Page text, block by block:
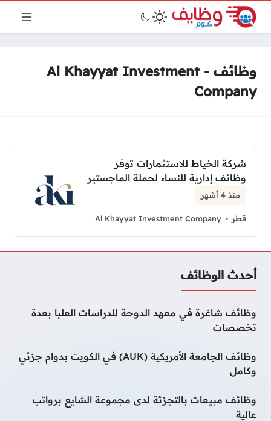
وظائف - Al Khayyat Investment
Company
شركة الخياط للاستثمارات توفر
وظائف إدارية للنساء لحملة الماجستير
منذ 4 أشهر
قطر Al Khayyat Investment Company
أحدث الوظائف
وظائف شاغرة في معهد الدوحة للدراسات العليا بعدة
تخصصات
وظائف الجامعة الأمريكية (AUK) في الكويت بدوام جزئي
وكامل
وظائف مبيعات بالتجزئة لدى مجموعة الشايع برواتب
عالية